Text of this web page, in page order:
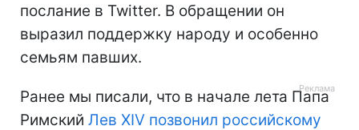
послание в Twitter. В обращении он
выразил поддержку народу и особенно
семьям павших.
Ранее мы писали, что в начале лета Папа
Римский Лев XIV позвонил российскому